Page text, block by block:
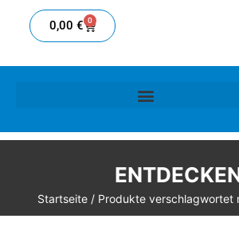
0,00 € 0
Startseite / Produkte verschlagwortet